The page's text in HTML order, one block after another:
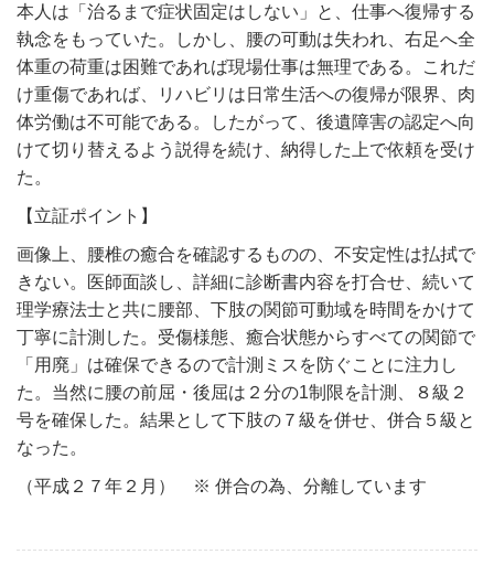
本人は「治るまで症状固定はしない」と、仕事へ復帰する
執念をもっていた。しかし、腰の可動は失われ、右足へ全
体重の荷重は困難であれば現場仕事は無理である。これだ
け重傷であれば、リハビリは日常生活への復帰が限界、肉
体労働は不可能である。したがって、後遺障害の認定へ向
けて切り替えるよう説得を続け、納得した上で依頼を受け
た。
【立証ポイント】
画像上、腰椎の癒合を確認するものの、不安定性は払拭で
きない。医師面談し、詳細に診断書内容を打合せ、続いて
理学療法士と共に腰部、下肢の関節可動域を時間をかけて
丁寧に計測した。受傷様態、癒合状態からすべての関節で
「用廃」は確保できるので計測ミスを防ぐことに注力し
た。当然に腰の前屈・後屈は２分の1制限を計測、８級２
号を確保した。結果として下肢の７級を併せ、併合５級と
なった。
（平成２７年２月） ※ 併合の為、分離しています